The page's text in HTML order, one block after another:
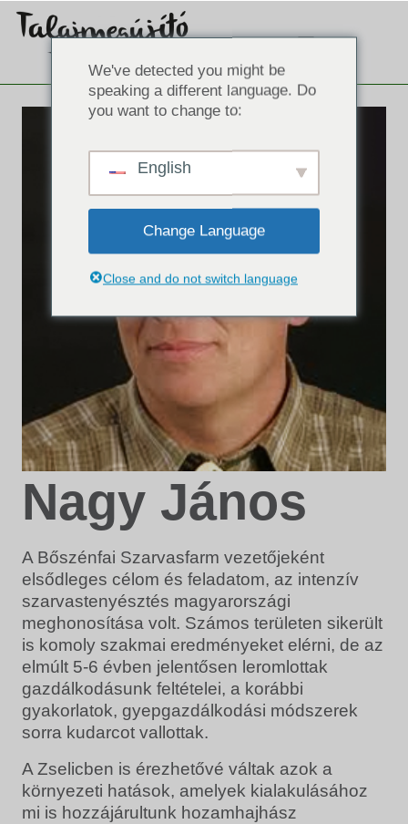
Nagy János
A Bőszénfai Szarvasfarm vezetőjeként
elsődleges célom és feladatom, az intenzív
szarvastenyésztés magyarországi
meghonosítása volt. Számos területen sikerült
is komoly szakmai eredményeket elérni, de az
elmúlt 5-6 évben jelentősen leromlottak
gazdálkodásunk feltételei, a korábbi
gyakorlatok, gyepgazdálkodási módszerek
sorra kudarcot vallottak.
A Zselicben is érezhetővé váltak azok a
környezeti hatások, amelyek kialakulásához
mi is hozzájárultunk hozamhajhász
We've detected you might be
speaking a different language. Do
you want to change to:
English
Change Language
Close and do not switch language